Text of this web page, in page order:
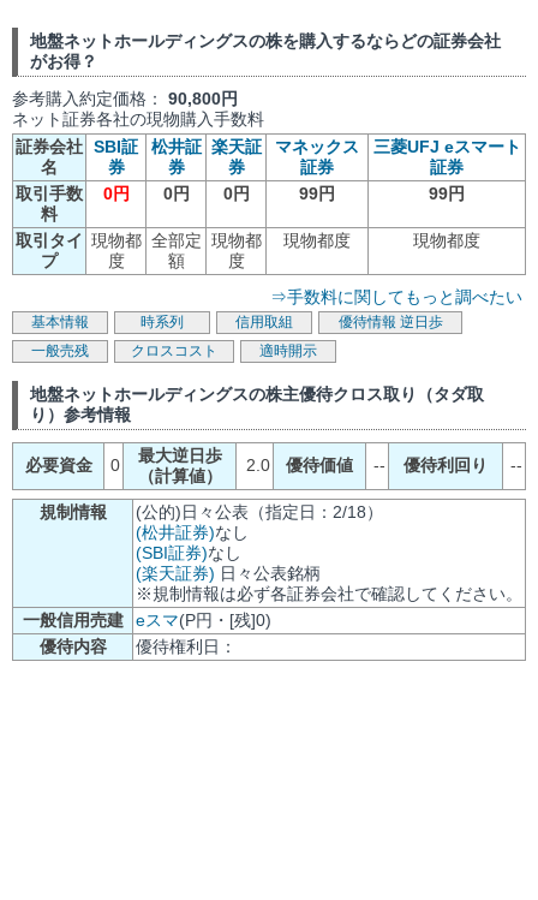
地盤ネットホールディングスの株を購入するならどの証券会社
がお得？
参考購入約定価格： 90,800円
ネット証券各社の現物購入手数料
証券会社
名
SBI証
券
松井証
券
楽天証
券
マネックス
証券
三菱UFJ eスマート
証券
取引手数
料
0円 0円 0円 99円 99円
取引タイ
プ
現物都
度
全部定
額
現物都
度
現物都度 現物都度
⇒手数料に関してもっと調べたい
基本情報 時系列 信用取組 優待情報 逆日歩
一般売残
クロスコスト 適時開示
地盤ネットホールディングスの株主優待クロス取り（タダ取
り）参考情報
必要資金 0
最大逆日歩
（計算値）
2.0 優待価値 -- 優待利回り --
規制情報
(公的)日々公表（指定日：2/18）
(松井証券)なし
(SBI証券)なし
(楽天証券) 日々公表銘柄
※規制情報は必ず各証券会社で確認してください。
一般信用売建
eスマ(P円・[残]0)
優待内容
優待権利日：